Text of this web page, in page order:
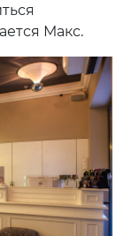
Макс.